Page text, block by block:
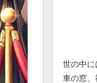
世の中に
車の窓、